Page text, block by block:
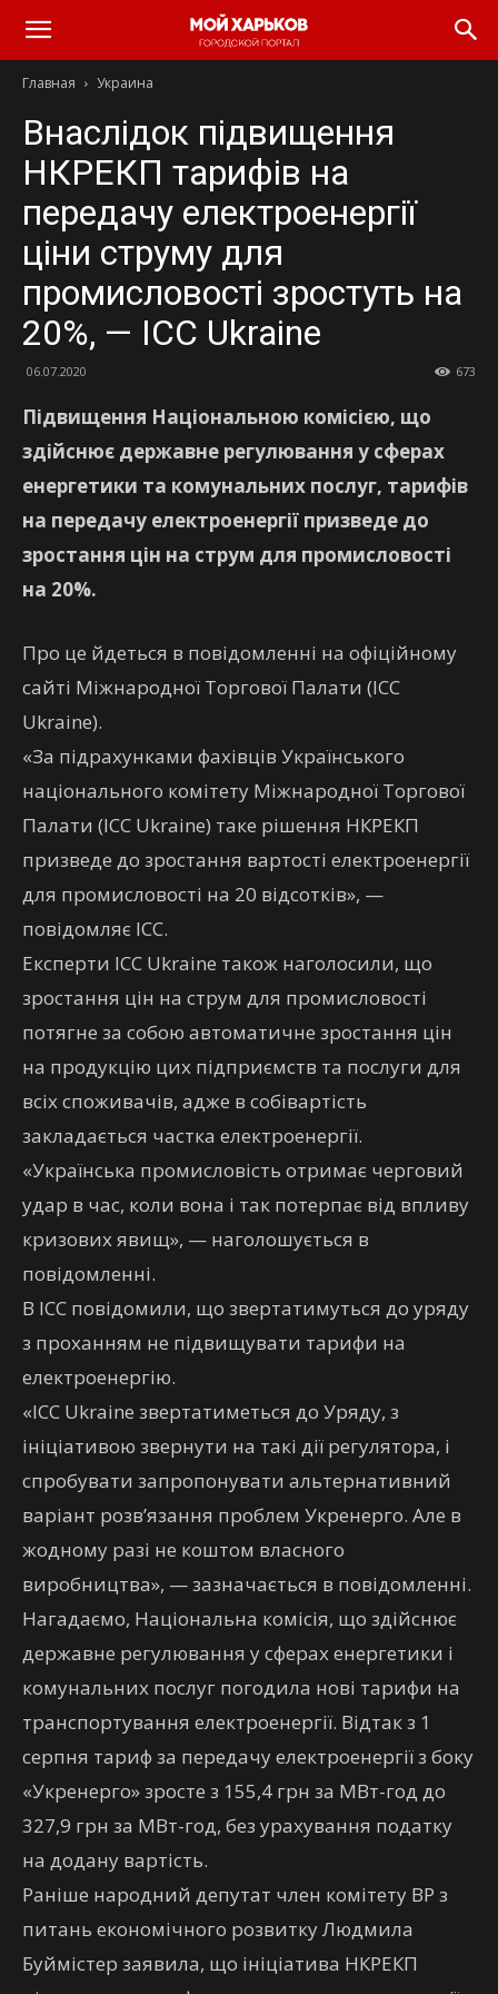
Главная Украина
Внаслідок підвищення
НКРЕКП тарифів на
передачу електроенергії
ціни струму для
промисловості зростуть на
20%, — ІСС Ukraine
06.07.2020 673
Підвищення Національною комісією, що
здійснює державне регулювання у сферах
енергетики та комунальних послуг, тарифів
на передачу електроенергії призведе до
зростання цін на струм для промисловості
на 20%.
Про це йдеться в повідомленні на офіційному
сайті Міжнародної Торгової Палати (ІСС
Ukraine).
«За підрахунками фахівців Українського
національного комітету Міжнародної Торгової
Палати (ІСС Ukraine) таке рішення НКРЕКП
призведе до зростання вартості електроенергії
для промисловості на 20 відсотків», —
повідомляє ІСС.
Експерти ІСС Ukraine також наголосили, що
зростання цін на струм для промисловості
потягне за собою автоматичне зростання цін
на продукцію цих підприємств та послуги для
всіх споживачів, адже в собівартість
закладається частка електроенергії.
«Українська промисловість отримає черговий
удар в час, коли вона і так потерпає від впливу
кризових явищ», — наголошується в
повідомленні.
В ІСС повідомили, що звертатимуться до уряду
з проханням не підвищувати тарифи на
електроенергію.
«ІСС Ukraine звертатиметься до Уряду, з
ініціативою звернути на такі дії регулятора, і
спробувати запропонувати альтернативний
варіант розв’язання проблем Укренерго. Але в
жодному разі не коштом власного
виробництва», — зазначається в повідомленні.
Нагадаємо, Національна комісія, що здійснює
державне регулювання у сферах енергетики і
комунальних послуг погодила нові тарифи на
транспортування електроенергії. Відтак з 1
серпня тариф за передачу електроенергії з боку
«Укренерго» зросте з 155,4 грн за МВт-год до
327,9 грн за МВт-год, без урахування податку
на додану вартість.
Раніше народний депутат член комітету ВР з
питань економічного розвитку Людмила
Буймістер заявила, що ініціатива НКРЕКП